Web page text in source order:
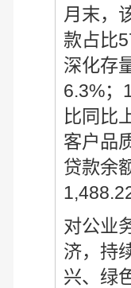
月末，
款占比
深化存
6.3%；
比同比
客户品
贷款余
对公业
济，持
兴、绿